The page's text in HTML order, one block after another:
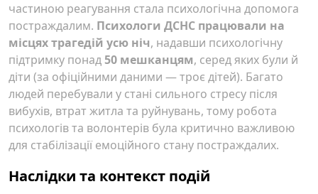
частиною реагування стала психологічна допомога
постраждалим. Психологи ДСНС працювали на
місцях трагедій усю ніч, надавши психологічну
підтримку понад 50 мешканцям, серед яких були й
діти (за офіційними даними — троє дітей). Багато
людей перебували у стані сильного стресу після
вибухів, втрат житла та руйнувань, тому робота
психологів та волонтерів була критично важливою
для стабілізації емоційного стану постраждалих.
Наслідки та контекст подій